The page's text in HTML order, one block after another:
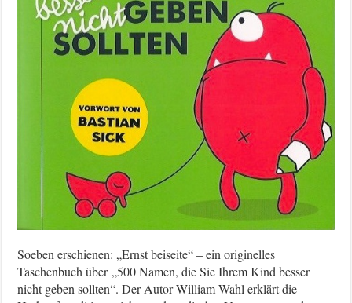
Soeben erschienen: „Ernst beiseite“ – ein originelles
Taschenbuch über „500 Namen, die Sie Ihrem Kind besser
nicht geben sollten“. Der Autor William Wahl erklärt die